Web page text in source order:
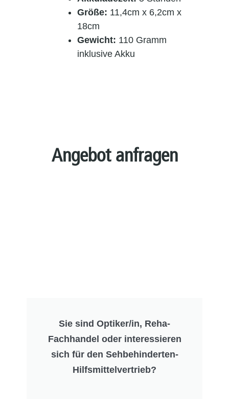
Größe: 11,4cm x 6,2cm x
18cm
Gewicht: 110 Gramm
inklusive Akku
Angebot anfragen
Sie sind Optiker/in, Reha-
Fachhandel oder interessieren
sich für den Sehbehinderten-
Hilfsmittelvertrieb?